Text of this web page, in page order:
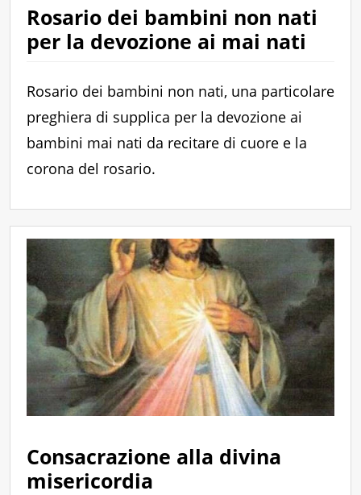
Rosario dei bambini non nati
per la devozione ai mai nati
Rosario dei bambini non nati, una particolare
preghiera di supplica per la devozione ai
bambini mai nati da recitare di cuore e la
corona del rosario.
Consacrazione alla divina
misericordia